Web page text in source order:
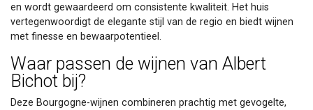
en wordt gewaardeerd om consistente kwaliteit. Het huis
vertegenwoordigt de elegante stijl van de regio en biedt wijnen
met finesse en bewaarpotentieel.
Waar passen de wijnen van Albert
Bichot bij?
Deze Bourgogne-wijnen combineren prachtig met gevogelte,